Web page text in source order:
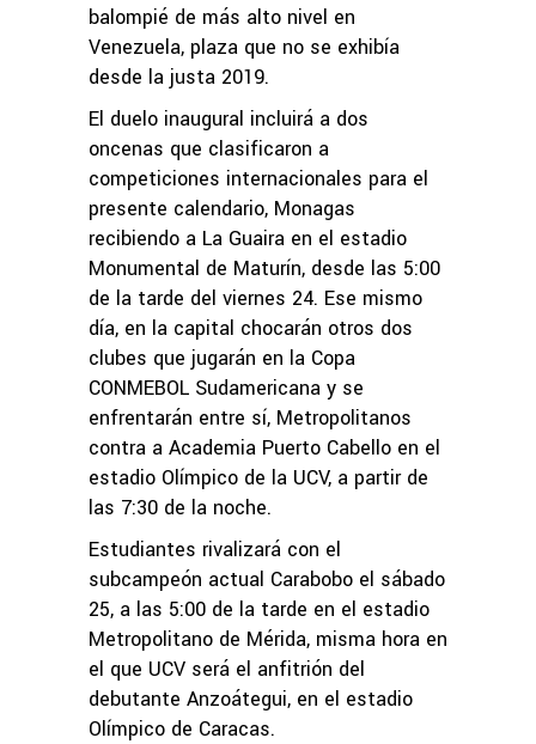
balompié de más alto nivel en
Venezuela, plaza que no se exhibía
desde la justa 2019.
El duelo inaugural incluirá a dos
oncenas que clasificaron a
competiciones internacionales para el
presente calendario, Monagas
recibiendo a La Guaira en el estadio
Monumental de Maturín, desde las 5:00
de la tarde del viernes 24. Ese mismo
día, en la capital chocarán otros dos
clubes que jugarán en la Copa
CONMEBOL Sudamericana y se
enfrentarán entre sí, Metropolitanos
contra a Academia Puerto Cabello en el
estadio Olímpico de la UCV, a partir de
las 7:30 de la noche.
Estudiantes rivalizará con el
subcampeón actual Carabobo el sábado
25, a las 5:00 de la tarde en el estadio
Metropolitano de Mérida, misma hora en
el que UCV será el anfitrión del
debutante Anzoátegui, en el estadio
Olímpico de Caracas.